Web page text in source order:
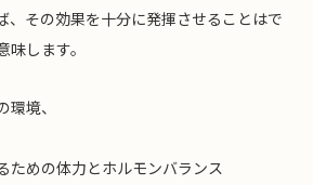
、その効果を十分に発揮させることはで
します。
境、
ための体力とホルモンバランス